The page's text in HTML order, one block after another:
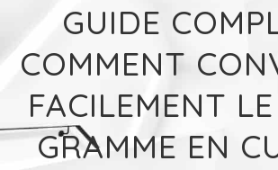
GUIDE
COMMENT
FACILEMENT
GRAMME EN